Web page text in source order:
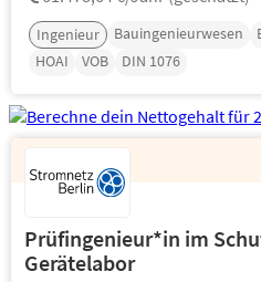
Ingenieur Bauingenieurwesen
HOAI
VOB DIN 1076
Prüfingenieur*in im
Gerätelabor